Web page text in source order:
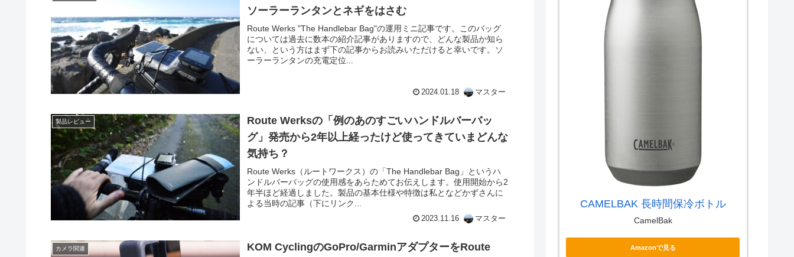
ソーラーランタンとネギをはさむ
Route Werks "The Handlebar Bag"の運用ミニ記事です。このバッグ
については過去に数本の紹介記事がありますので、どんな製品か知ら
ない、という方はまず下の記事からお読みいただけると幸いです。ソ
ーラーランタンの充電定位...
2024.01.18 マスター
製品レビュー
Route Werksの「例のあのすごいハンドルバーバッ
グ」発売から2年以上経ったけど使ってきていまどんな
気持ち？
Route Werks（ルートワークス）の「The Handlebar Bag」というハ
ンドルバーバッグの使用感をあらためてお伝えします。使用開始から2
年半ほど経過しました。製品の基本仕様や特徴は私となどかずさんに
よる当時の記事（下にリンク...
2023.11.16 マスター
カメラ関連
KOM CyclingのGoPro/GarminアダプターをRoute
CAMELBAK 長時間保冷ボトル
CamelBak
Amazonで見る